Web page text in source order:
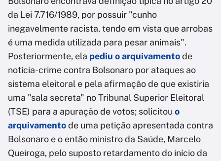
da Lei 7.716/1989, por possuir "cunho
inegavelmente racista, tendo em vista que arrobas
é uma medida utilizada para pesar animais".
Posteriormente, ela pediu o arquivamentode
notícia-crime contra Bolsonaro por ataques ao
sistema eleitoral e pela afirmação de que existiria
uma "sala secreta" no Tribunal Superior Eleitoral
(TSE) para a apuração de votos; solicitou o
arquivamentode uma petição apresentada contra
Bolsonaro e o então ministro da Saúde, Marcelo
Queiroga, pelo suposto retardamento do início da